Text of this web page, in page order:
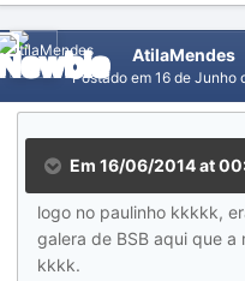
AtilaMendes
Postado em 16 de Junho
Em 16/06/2014 at
logo no paulinho kkkkk,
galera de BSB aqui que a
kkkk.